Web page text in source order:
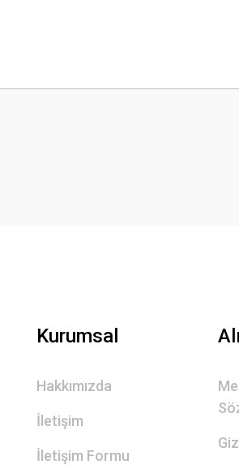
Kurumsal
Hakkımızda
İletişim
İletişim Formu